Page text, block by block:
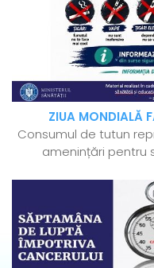
ZIUA MONDIALĂ
Consumul de tutun
amenințări pentru